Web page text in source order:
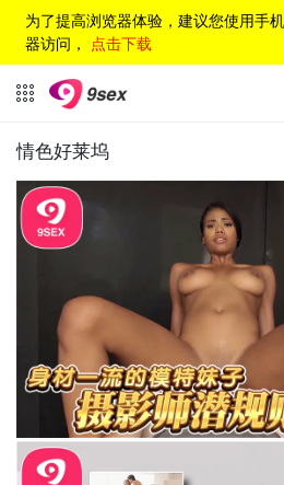
为了提高浏览器体验，建议您使用手
器访问， 点击下载
情色好莱坞